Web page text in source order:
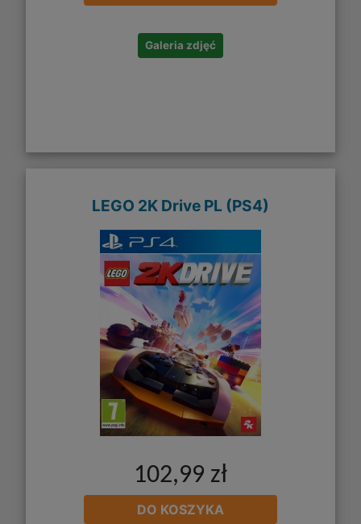
Galeria zdjęć
LEGO 2K Drive PL (PS4)
102,99 zł
DO KOSZYKA